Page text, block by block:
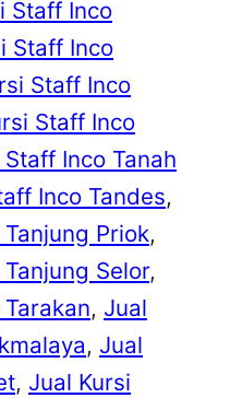
Staff Inco
Staff Inco
Staff Inco
Staff Inco
Inco Tanah
Inco Tandes
Priok
Selor
, Jual
, Jual
, Jual Kursi